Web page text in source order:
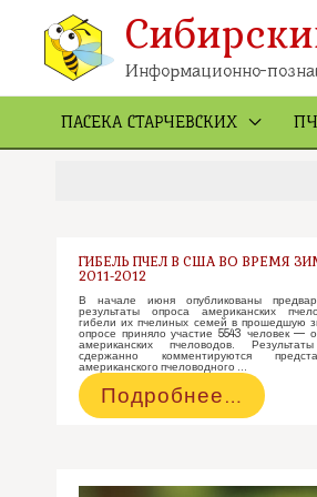
содержимому
Информационно-
ПАСЕКА СТАРЧЕВСКИХ
ГИБЕЛЬ ПЧЕЛ В США ВО ВРЕМЯ
2011-2012
В начале июня опубликованы
результаты опроса американских
гибели их пчелиных семей в прошедшую
опросе приняло участие 5543 человек —
американских пчеловодов.
сдержанно комментируются
американского пчеловодного …
Гибель
пчел
Подробнее…